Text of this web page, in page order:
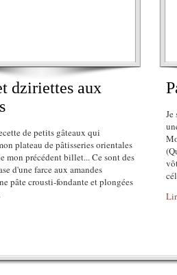
dziriettes aux
de petits gâteaux qui
plateau de pâtisseries orientales
mon précédent billet... Ce sont des
d'une farce aux amandes
pâte crousti-fondante et plongées
Je